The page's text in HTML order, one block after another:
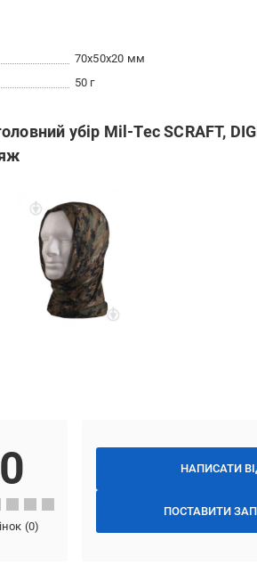
70x50x20 мм
50 г
убір Mil-Tec SCRAFT,
НАПИСАТИ
ПОСТАВИТИ
0
(0)